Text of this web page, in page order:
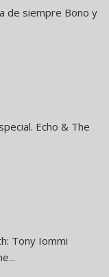
de siempre Bono y
Echo & The
Tony Iommi